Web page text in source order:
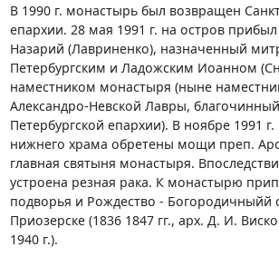
В 1990 г. монастырь был возвращен
епархии. 28 мая 1991 г. на остров
Назарий (Лавриненко), назначенный
Петербургским и Ладожским Иоанном
наместником монастыря (ныне
Александро-Невской Лавры,
Петербургской епархии). В ноябре 1991
нижнего храма обретены мощи преп.
главная святыня монастыря.
устроена резная рака. К монастырю
подворья и Рождество - Богородичныйй
Приозерске (1836 1847 гг., арх. Д. И.
1940 г.).